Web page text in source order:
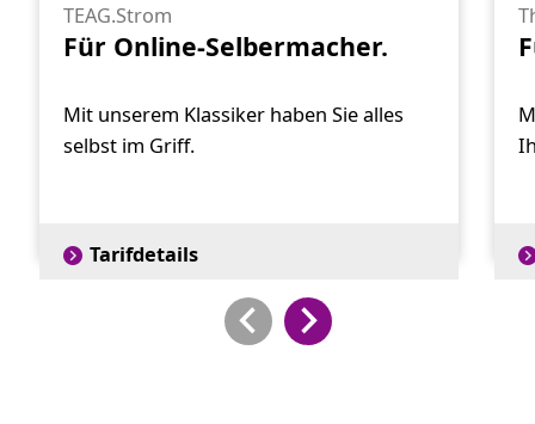
TEAG.Strom
Für Online-Selbermacher.
Mit unserem Klassiker haben Sie alles
selbst im Griff.
Tarifdetails